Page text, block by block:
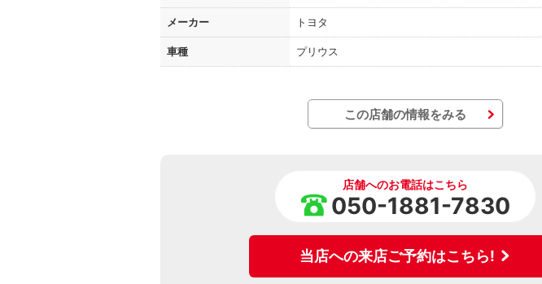
メーカー トヨタ
車種 プリウス
この店舗の情報をみる
店舗へのお電話はこちら
050-1881-7830
当店への来店ご予約はこちら!